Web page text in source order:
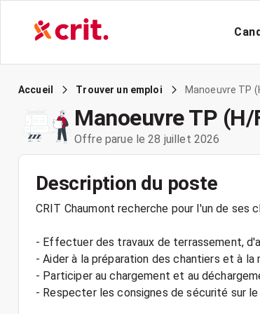
Accueil Trouver un emploi Manoeuvre TP
Manoeuvre TP (H/
Offre parue le 28 juillet 2026
Description du poste
CRIT Chaumont recherche pour l'un de ses
- Effectuer des travaux de terrassement,
- Aider à la préparation des chantiers et à
- Participer au chargement et au